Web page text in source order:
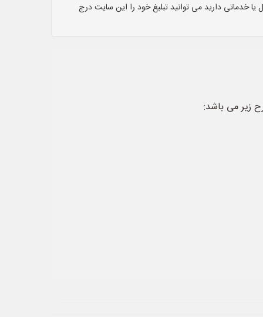
خدماتی دارید می توانید تبلیغ خود را این سایت درج